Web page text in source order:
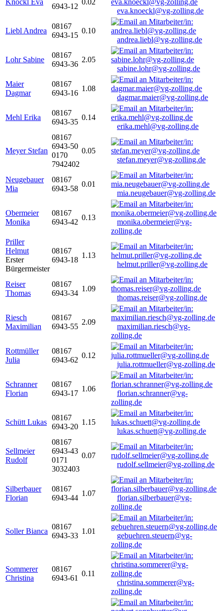
Knöckl Eva
6943-12
0.02
eva.knoeckl@vg-zolling.de
Liebl Andrea
08167
6943-15
0.10
andrea.liebl@vg-zolling.de
Lohr Sabine
08167
6943-36
2.05
sabine.lohr@vg-zolling.de
Maier
Dagmar
08167
6943-16
1.08
dagmar.maier@vg-zolling.de
Mehl Erika
08167
6943-35
0.14
erika.mehl@vg-zolling.de
Meyer Stefan
08167
6943-50
0170
7942402
0.05
stefan.meyer@vg-zolling.de
Neugebauer
Mia
08167
6943-58
0.01
mia.neugebauer@vg-zolling.de
Obermeier
Monika
08167
6943-42
0.13
monika.obermeier@vg-
zolling.de
Priller
Helmut
Erster
Bürgermeister
08167
6943-18
1.13
helmut.priller@vg-zolling.de
Reiser
Thomas
08167
6943-34
1.09
thomas.reiser@vg-zolling.de
Riesch
Maximilian
08167
6943-55
2.09
maximilian.riesch@vg-
zolling.de
Rottmüller
Julia
08167
6943-62
0.12
julia.rottmueller@vg-zolling.de
Schranner
Florian
08167
6943-17
1.06
florian.schranner@vg-
zolling.de
Schütt Lukas
08167
6943-20
1.15
lukas.schuett@vg-zolling.de
Sellmeier
Rudolf
08167
6943-43
0171
3032403
0.07
rudolf.sellmeier@vg-zolling.de
Silberbauer
Florian
08167
6943-44
1.07
florian.silberbauer@vg-
zolling.de
Soller Bianca
08167
6943-33
1.01
gebuehren.steuern@vg-
zolling.de
Sommerer
Christina
08167
6943-61
0.11
christina.sommerer@vg-
zolling.de